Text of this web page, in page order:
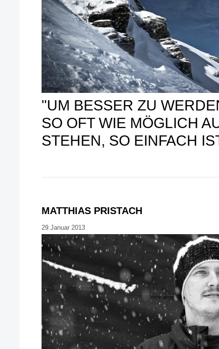
"UM BESSER ZU
SO OFT WIE MÖGLICH
STEHEN, SO EINFACH
MATTHIAS PRISTACH
29.Januar 2013